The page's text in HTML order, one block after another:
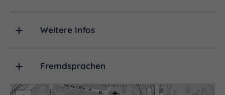
Weitere Infos
Fremdsprachen